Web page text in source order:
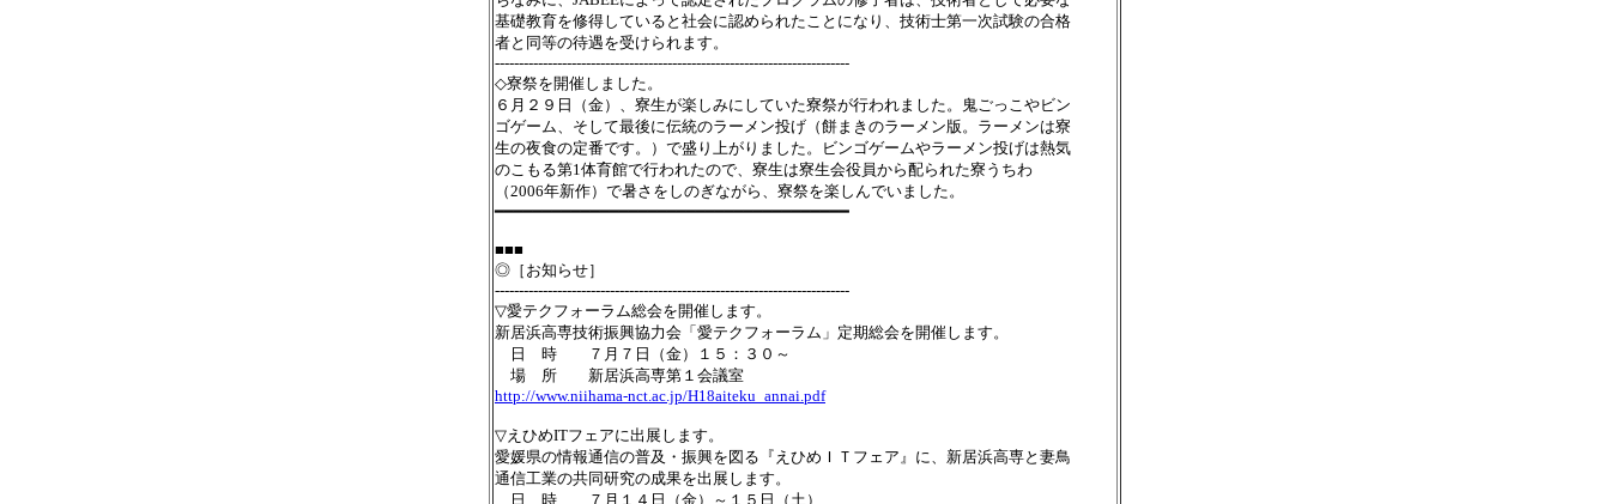
基礎教育を修得していると社会に認められたことになり、技術士第一次試験の合格
者と同等の待遇を受けられます。
--------------------------------------------------------------------------
◇寮祭を開催しました。
６月２９日（金）、寮生が楽しみにしていた寮祭が行われました。鬼ごっこやビン
ゴゲーム、そして最後に伝統のラーメン投げ（餅まきのラーメン版。ラーメンは寮
生の夜食の定番です。）で盛り上がりました。ビンゴゲームやラーメン投げは熱気
のこもる第1体育館で行われたので、寮生は寮生会役員から配られた寮うちわ
（2006年新作）で暑さをしのぎながら、寮祭を楽しんでいました。
━━━━━━━━━━━━━━━━━━━━━━━━━━━━━━━━━━━━━
■■■
◎［お知らせ］
--------------------------------------------------------------------------
▽愛テクフォーラム総会を開催します。
新居浜高専技術振興協力会「愛テクフォーラム」定期総会を開催します。
日 時 ７月７日（金）１５：３０～
場 所 新居浜高専第１会議室
http://www.niihama-nct.ac.jp/H18aiteku_annai.pdf
▽えひめITフェアに出展します。
愛媛県の情報通信の普及・振興を図る『えひめＩＴフェア』に、新居浜高専と妻鳥
通信工業の共同研究の成果を出展します。
日 時 ７月１４日（金）～１５日（土）